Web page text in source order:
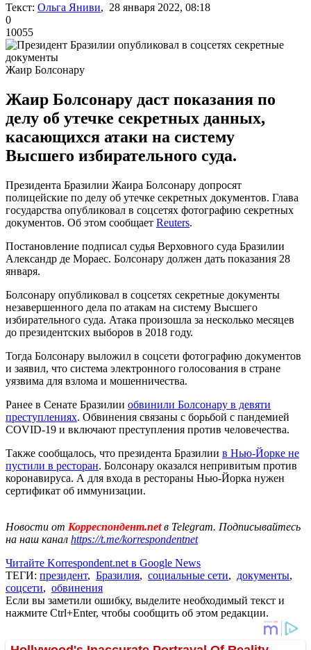
Текст: Ольга Яниви, 28 января 2022, 08:18
0
10055
Жаир Болсонару
Жаир Болсонару даст показания по
делу об утечке секретных данных,
касающихся атаки на систему
Высшего избирательного суда.
Президента Бразилии Жаира Болсонару допросят
полицейские по делу об утечке секретных документов. Глава
государства опубликовал в соцсетях фотографию секретных
документов. Об этом сообщает Reuters.
Постановление подписал судья Верховного суда Бразилии
Александр де Мораес. Болсонару должен дать показания 28
января.
Болсонару опубликовал в соцсетях секретные документы
незавершенного дела по атакам на систему Высшего
избирательного суда. Атака произошла за несколько месяцев
до президентских выборов в 2018 году.
Тогда Болсонару выложил в соцсети фотографию документов
и заявил, что система электронного голосования в стране
уязвима для взлома и мошенничества.
Ранее в Сенате Бразилии обвинили Болсонару в девяти
преступлениях. Обвинения связаны с борьбой с пандемией
COVID-19 и включают преступления против человечества.
Также сообщалось, что президента Бразилии в Нью-Йорке не
пустили в ресторан. Болсонару оказался непривитым против
коронавируса. А для входа в рестораны Нью-Йорка нужен
сертификат об иммунизации.
Новости от Корреспондент.netв Telegram. Подписывайтесь
на наш канал https://t.me/korrespondentnet
Читайте Korrespondent.net в Google News
ТЕГИ: президент, Бразилия, социальные сети, документы,
соцсети, обвинения
Если вы заметили ошибку, выделите необходимый текст и
нажмите Ctrl+Enter, чтобы сообщить об этом редакции.